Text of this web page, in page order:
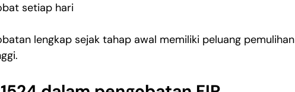
setiap hari
lengkap sejak tahap awal memiliki peluang pemulihan